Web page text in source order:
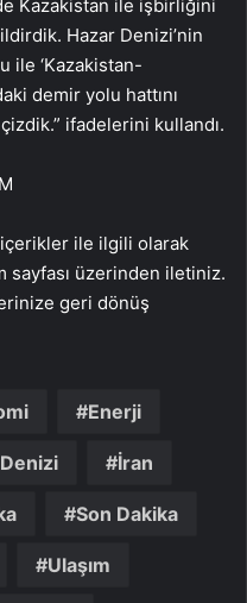
Kazakistan ile işbirliğini
Hazar Denizi’nin
ile ‘Kazakistan-
demir yolu hattını
ifadelerini kullandı.
içerikler ile ilgili olarak
üzerinden iletiniz.
geri dönüş
Enerji
İran
Son Dakika
Ulaşım